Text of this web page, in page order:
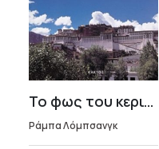
Το φως του κεριού
Ράμπα Λόμπσανγκ